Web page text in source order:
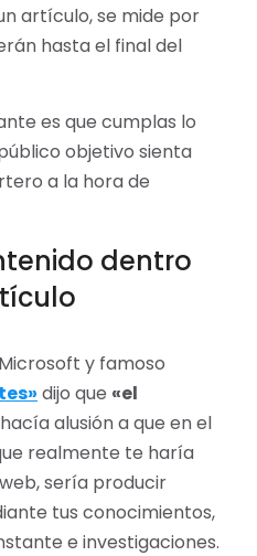
artículo, se mide por
hasta el final del
es que cumplas lo
objetivo sienta
a la hora de
dentro
y famoso
dijo que «el
alusión a que en el
realmente te haría
sería producir
tus conocimientos,
e investigaciones.